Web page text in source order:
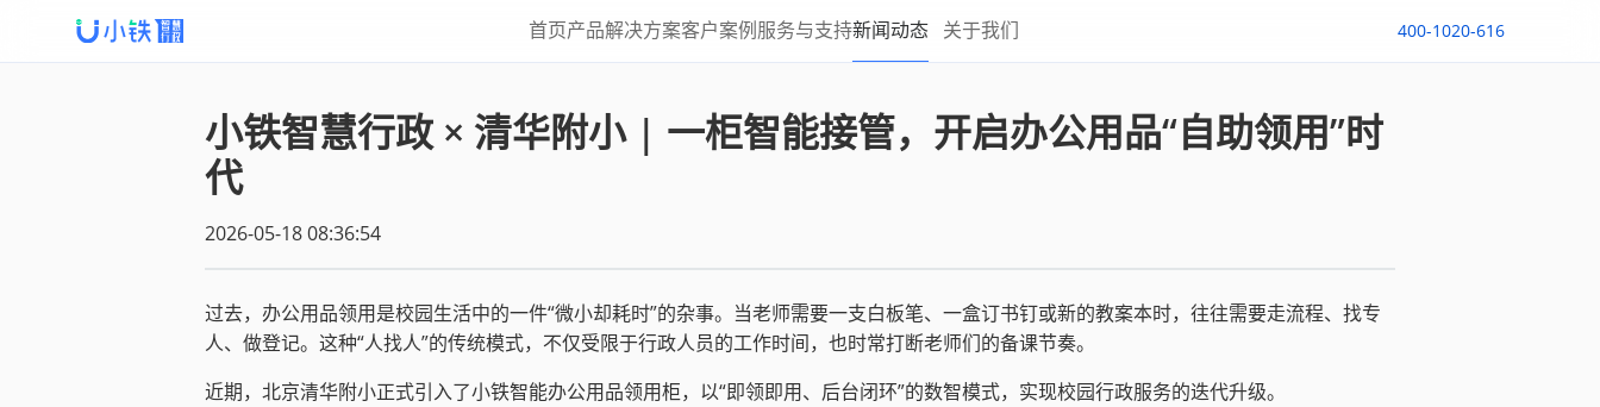
首页产品解决方案客户案例服务与支持新闻动态 关于我们 400-1020-616
小铁智慧行政 × 清华附小 | 一柜智能接管，开启办公用品“自助领用”时
代
2026-05-18 08:36:54
过去，办公用品领用是校园生活中的一件“微小却耗时”的杂事。当老师需要一支白板笔、一盒订书钉或新的教案本时，往往需要走流程、找专
人、做登记。这种“人找人”的传统模式，不仅受限于行政人员的工作时间，也时常打断老师们的备课节奏。
近期，北京清华附小正式引入了小铁智能办公用品领用柜，以“即领即用、后台闭环”的数智模式，实现校园行政服务的迭代升级。